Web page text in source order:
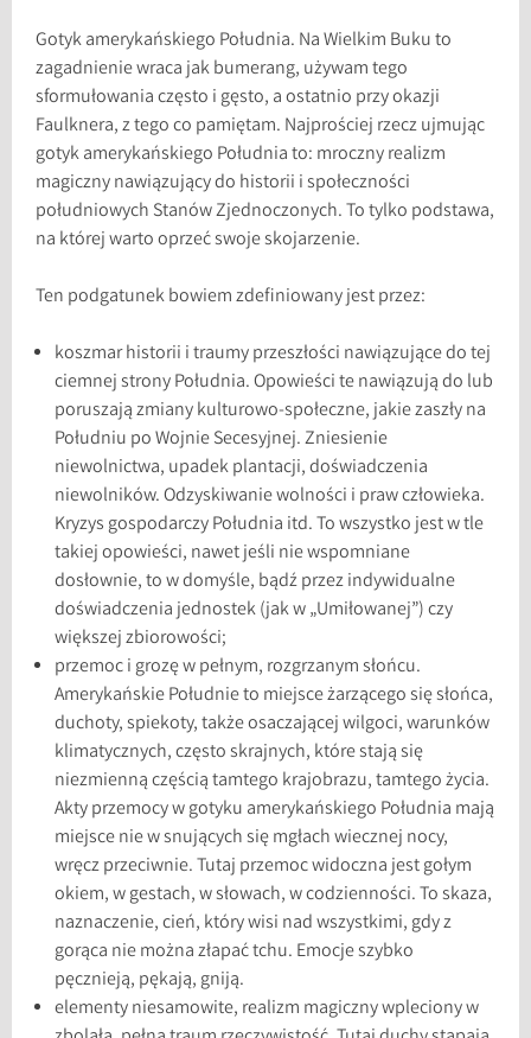
Gotyk amerykańskiego Południa. Na Wielkim Buku to
zagadnienie wraca jak bumerang, używam tego
sformułowania często i gęsto, a ostatnio przy okazji
Faulknera, z tego co pamiętam. Najprościej rzecz ujmując
gotyk amerykańskiego Południa to: mroczny realizm
magiczny nawiązujący do historii i społeczności
południowych Stanów Zjednoczonych. To tylko podstawa,
na której warto oprzeć swoje skojarzenie.
Ten podgatunek bowiem zdefiniowany jest przez:
koszmar historii i traumy przeszłości nawiązujące do tej
ciemnej strony Południa. Opowieści te nawiązują do lub
poruszają zmiany kulturowo-społeczne, jakie zaszły na
Południu po Wojnie Secesyjnej. Zniesienie
niewolnictwa, upadek plantacji, doświadczenia
niewolników. Odzyskiwanie wolności i praw człowieka.
Kryzys gospodarczy Południa itd. To wszystko jest w tle
takiej opowieści, nawet jeśli nie wspomniane
dosłownie, to w domyśle, bądź przez indywidualne
doświadczenia jednostek (jak w „Umiłowanej”) czy
większej zbiorowości;
przemoc i grozę w pełnym, rozgrzanym słońcu.
Amerykańskie Południe to miejsce żarzącego się słońca,
duchoty, spiekoty, także osaczającej wilgoci, warunków
klimatycznych, często skrajnych, które stają się
niezmienną częścią tamtego krajobrazu, tamtego życia.
Akty przemocy w gotyku amerykańskiego Południa mają
miejsce nie w snujących się mgłach wiecznej nocy,
wręcz przeciwnie. Tutaj przemoc widoczna jest gołym
okiem, w gestach, w słowach, w codzienności. To skaza,
naznaczenie, cień, który wisi nad wszystkimi, gdy z
gorąca nie można złapać tchu. Emocje szybko
pęcznieją, pękają, gniją.
elementy niesamowite, realizm magiczny wpleciony w